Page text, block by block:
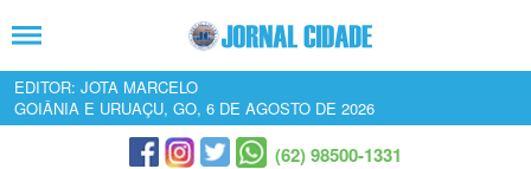
EDITOR: JOTA MARCELO
GOIÂNIA E URUAÇU, GO, 6 DE AGOSTO DE 2026
(62) 98500-1331